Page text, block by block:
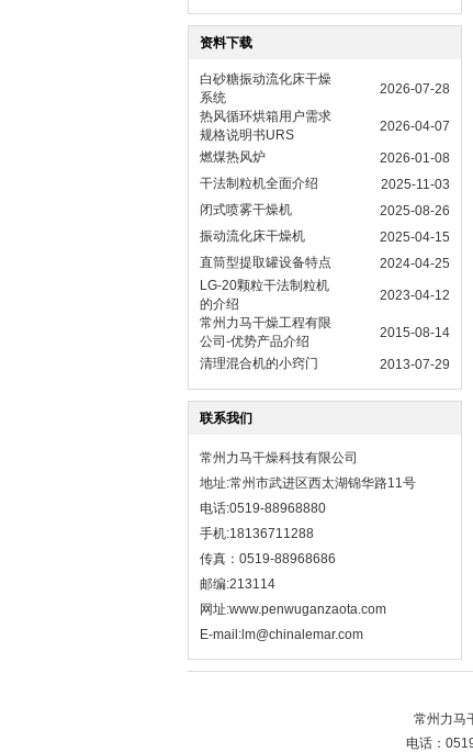
资料下载
白砂糖振动流化床干燥
系统
2026-07-28
热风循环烘箱用户需求
规格说明书URS
2026-04-07
燃煤热风炉
2026-01-08
干法制粒机全面介绍
2025-11-03
闭式喷雾干燥机
2025-08-26
振动流化床干燥机
2025-04-15
直筒型提取罐设备特点
2024-04-25
LG-20颗粒干法制粒机
的介绍
2023-04-12
常州力马干燥工程有限
公司-优势产品介绍
2015-08-14
清理混合机的小窍门
2013-07-29
联系我们
常州力马干燥科技有限公司
地址:常州市武进区西太湖锦华路11号
电话:0519-88968880
手机:18136711288
传真：0519-88968686
邮编:213114
网址:www.penwuganzaota.com
E-mail:lm@chinalemar.com
常州力马
电话：